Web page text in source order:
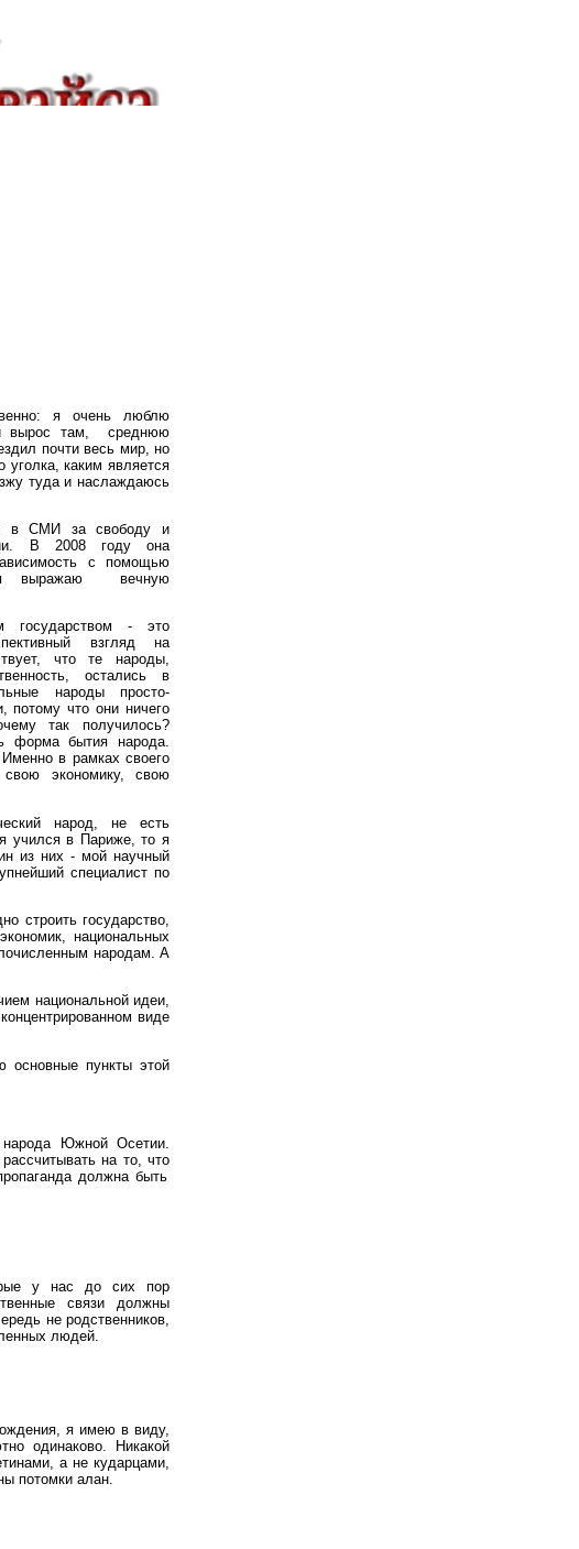
я очень люблю
там,
среднюю
почти весь мир, но
уголка, каким является
туда и наслаждаюсь
в СМИ за свободу и
В 2008 году она
с помощью
я выражаю
вечную
государством - это
взгляд на
что те народы,
остались в
народы просто-
потому что они ничего
так получилось?
форма бытия народа.
в рамках своего
свою экономику, свою
народ, не есть
я учился в Париже, то я
из них - мой научный
специалист по
строить государство,
национальных
народам. А
национальной идеи,
виде
основные пункты этой
народа Южной Осетии.
на то, что
должна быть
у нас до сих пор
связи должны
не родственников,
людей.
я имею в виду,
одинаково. Никакой
а не кударцами,
потомки алан.